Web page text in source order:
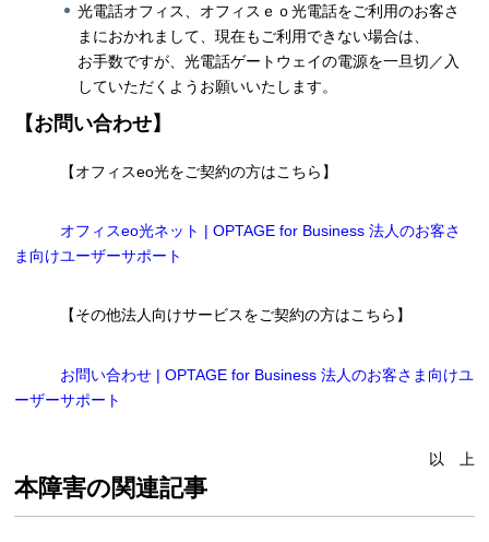
光電話オフィス、オフィスｅｏ光電話をご利用のお客さ
まにおかれまして、現在もご利用できない場合は、
お手数ですが、光電話ゲートウェイの電源を一旦切／入
していただくようお願いいたします。
【お問い合わせ】
【オフィスeo光をご契約の方はこちら】
オフィスeo光ネット | OPTAGE for Business 法人のお客さ
ま向けユーザーサポート
【その他法人向けサービスをご契約の方はこちら】
お問い合わせ | OPTAGE for Business 法人のお客さま向けユ
ーザーサポート
以 上
本障害の関連記事